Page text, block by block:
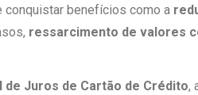
conquistar benefícios como a
ressarcimento de valores
de Juros de Cartão de Crédito,